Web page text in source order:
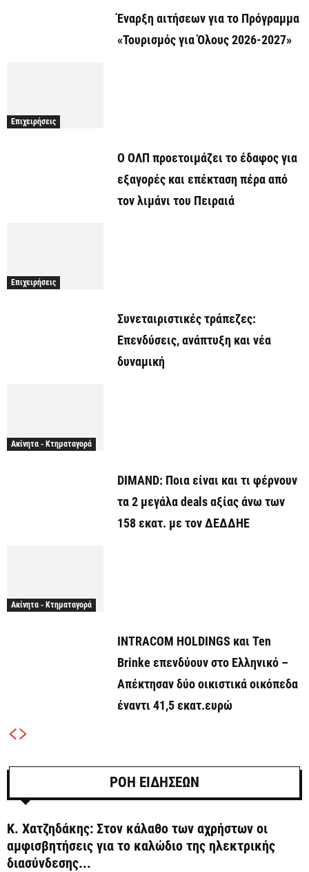
Έναρξη αιτήσεων για το Πρόγραμμα
«Τουρισμός για Όλους 2026-2027»
Επιχειρήσεις
O ΟΛΠ προετοιμάζει το έδαφος για
εξαγορές και επέκταση πέρα από
τον λιμάνι του Πειραιά
Επιχειρήσεις
Συνεταιριστικές τράπεζες:
Επενδύσεις, ανάπτυξη και νέα
δυναμική
Ακίνητα - Κτηματαγορά
DIMAND: Ποια είναι και τι φέρνουν
τα 2 μεγάλα deals αξίας άνω των
158 εκατ. με τον ΔΕΔΔΗΕ
Ακίνητα - Κτηματαγορά
INTRACOM HOLDINGS και Ten
Brinke επενδύουν στο Ελληνικό –
Απέκτησαν δύο οικιστικά οικόπεδα
έναντι 41,5 εκατ.ευρώ
ΡΟΗ ΕΙΔΗΣΕΩΝ
Κ. Χατζηδάκης: Στον κάλαθο των αχρήστων οι
αμφισβητήσεις για το καλώδιο της ηλεκτρικής
διασύνδεσης...